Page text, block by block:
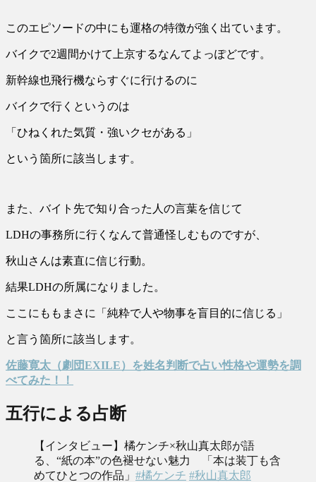
このエピソードの中にも運格の特徴が強く出ています。
バイクで2週間かけて上京するなんてよっぽどです。
新幹線也飛行機ならすぐに行けるのに
バイクで行くというのは
「ひねくれた気質・強いクセがある」
という箇所に該当します。
また、バイト先で知り合った人の言葉を信じて
LDHの事務所に行くなんて普通怪しむものですが、
秋山さんは素直に信じ行動。
結果LDHの所属になりました。
ここにももまさに 「 純粋で人や物事を盲目的に信じる」
と言う箇所に該当します。
佐藤寛太（劇団EXILE）を姓名判断で占い性格や運勢を調
べてみた！！
五行による占断
【インタビュー】橘ケンチ×秋山真太郎が語
る、“紙の本”の色褪せない魅力 「本は装丁も含
めてひとつの作品」 #橘ケンチ #秋山真太郎